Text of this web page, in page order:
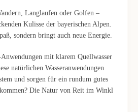
Langlaufen oder Golfen –
Kulisse der bayerischen Alpen.
sondern bringt auch neue Energie.
mit klarem Quellwasser
natürlichen Wasseranwendungen
und sorgen für ein rundum gutes
Die Natur von Reit im Winkl